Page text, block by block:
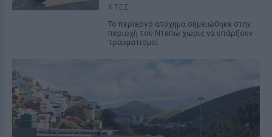
ΧΤΕΣ
Το περίεργο ατύχημα σημειώθηκε στην
περιοχή του Ντεπώ χωρίς να υπάρξουν
τραυματισμοί